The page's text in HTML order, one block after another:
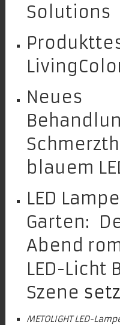
Solutions
Neues
blauem
LED
Garten:
Abend
LED-Licht
Szene
METOLIGHT LED-